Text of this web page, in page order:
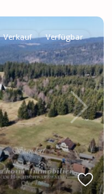
Next
Verkauf Verfügbar